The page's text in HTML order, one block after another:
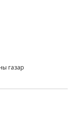
газар